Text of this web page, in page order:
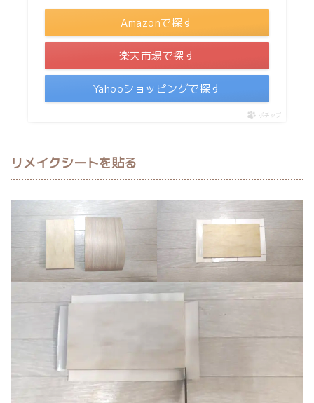
Amazonで探す
楽天市場で探す
Yahooショッピングで探す
ポチップ
リメイクシートを貼る